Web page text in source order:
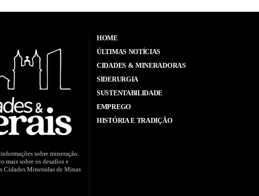
sobre mineração.
mais sobre os desafios e
Cidades Mineradas de Minas
HOME
ÚLTIMAS NOTÍCIAS
CIDADES & MINERADORAS
SIDERURGIA
SUSTENTABILIDADE
EMPREGO
HISTÓRIA E TRADIÇÃO